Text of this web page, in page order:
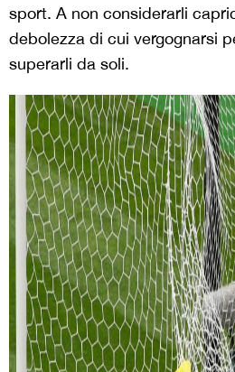
sport. A non considerarli
debolezza di cui vergognarsi
superarli da soli.